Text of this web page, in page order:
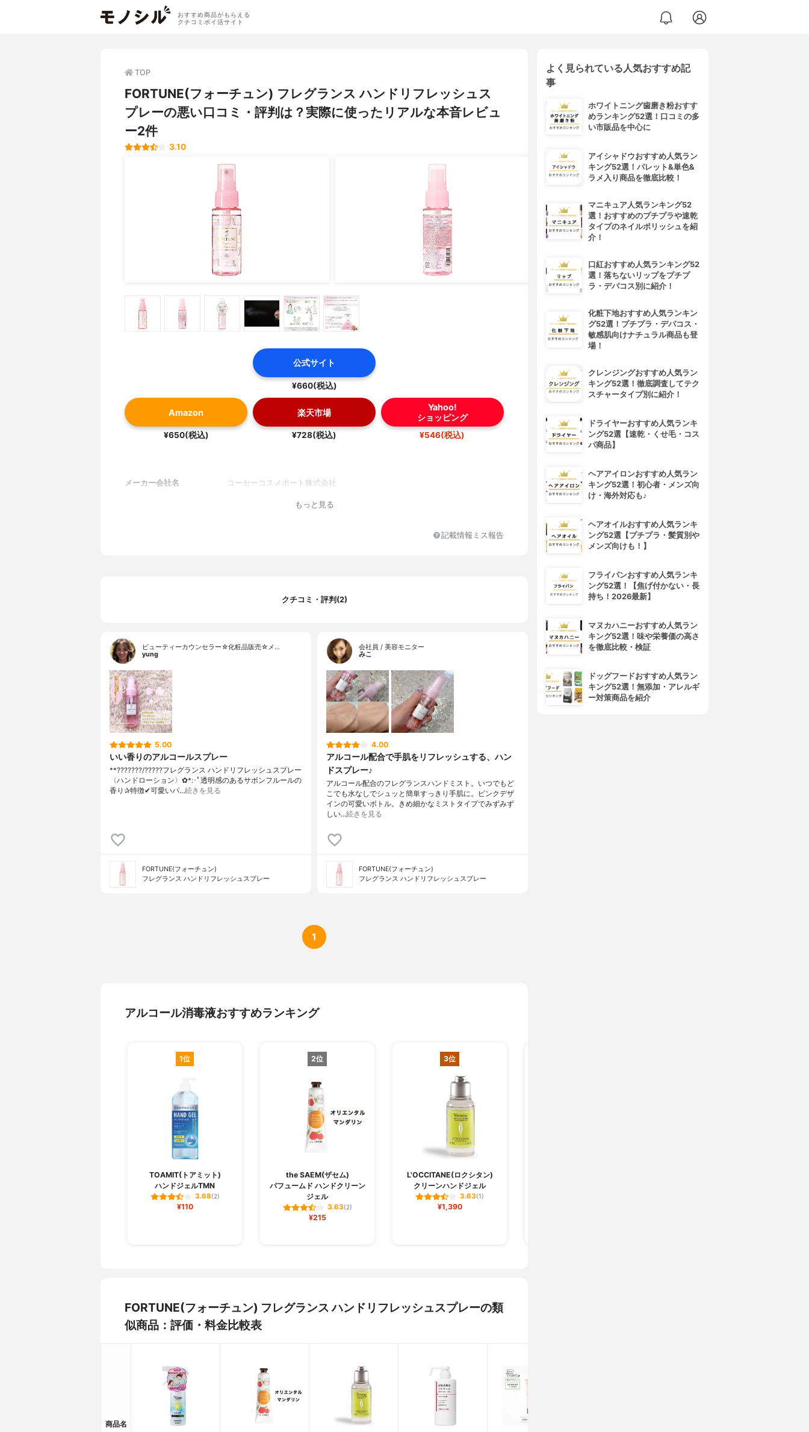
おすすめ商品がもらえる
クチコミポイ活サイト
TOP
FORTUNE(フォーチュン) フレグランス ハンドリフレッシュス
プレーの悪い口コミ・評判は？実際に使ったリアルな本音レビュ
ー2件
3.10
公式サイト
¥660(税込)
Amazon
¥650(税込)
楽天市場
¥728(税込)
Yahoo!
ショッピング
¥546(税込)
メーカー会社名 コーセーコスメポート株式会社
もっと見る
記載情報ミス報告
クチコミ・評判(2)
ビューティーカウンセラー☆化粧品販売☆メ…
yung
5.00
いい香りのアルコールスプレー
**???????/?????フレグランス ハンドリフレッシュスプレー
〈ハンドローション〉✿*:･ﾟ透明感のあるサボンフルールの
香り⁡⁡⁡⁡✰︎特徴⁡✔可愛いパ…続きを見る
FORTUNE(フォーチュン)
フレグランス ハンドリフレッシュスプレー
会社員 / 美容モニター
みこ
4.00
アルコール配合で手肌をリフレッシュする、ハン
ドスプレー♪
アルコール配合のフレグランスハンドミスト。いつでもど
こでも水なしでシュッと簡単すっきり手肌に。ピンクデザ
インの可愛いボトル。きめ細かなミストタイプでみずみず
しい…続きを見る
FORTUNE(フォーチュン)
フレグランス ハンドリフレッシュスプレー
1
アルコール消毒液おすすめランキング
1位
TOAMIT(トアミット)
ハンドジェルTMN
3.68(2)
¥110
2位
the SAEM(ザセム)
パフュームド ハンドクリーン
ジェル
3.63(2)
¥215
3位
L'OCCITANE(ロクシタン)
クリーンハンドジェル
3.63(1)
¥1,390
FORTUNE(フォーチュン) フレグランス ハンドリフレッシュスプレーの類
似商品：評価・料金比較表
商品名
よく見られている人気おすすめ記
事
ホワイトニング歯磨き粉おすす
めランキング52選！口コミの多
い市販品を中心に
アイシャドウおすすめ人気ラン
キング52選！パレット&単色&
ラメ入り商品を徹底比較！
マニキュア人気ランキング52
選！おすすめのプチプラや速乾
タイプのネイルポリッシュを紹
介！
口紅おすすめ人気ランキング52
選！落ちないリップをプチプ
ラ・デパコス別に紹介！
化粧下地おすすめ人気ランキン
グ52選！プチプラ・デパコス・
敏感肌向けナチュラル商品も登
場！
クレンジングおすすめ人気ラン
キング52選！徹底調査してテク
スチャータイプ別に紹介！
ドライヤーおすすめ人気ランキ
ング52選【速乾・くせ毛・コス
パ商品】
ヘアアイロンおすすめ人気ラン
キング52選！初心者・メンズ向
け・海外対応も♪
ヘアオイルおすすめ人気ランキ
ング52選【プチプラ・髪質別や
メンズ向けも！】
フライパンおすすめ人気ランキ
ング52選！【焦げ付かない・長
持ち！2026最新】
マヌカハニーおすすめ人気ラン
キング52選！味や栄養価の高さ
を徹底比較・検証
ドッグフードおすすめ人気ラン
キング52選！無添加・アレルギ
ー対策商品を紹介